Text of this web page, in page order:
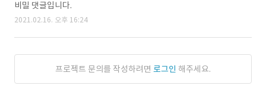
비밀 댓글입니다.
2021.02.16. 오후 16:24
프로젝트 문의를 작성하려면 로그인 해주세요.